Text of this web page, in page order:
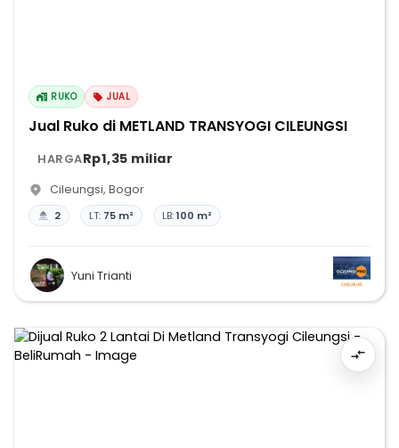
RUKO JUAL
Jual Ruko di METLAND TRANSYOGI CILEUNGSI
HARGARp1,35 miliar
Cileungsi, Bogor
2 LT: 75 m² LB:100 m²
Yuni Trianti